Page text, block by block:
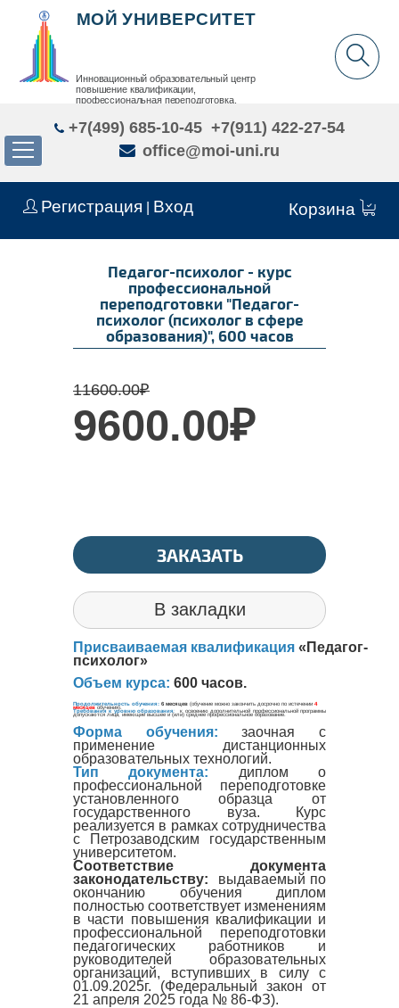
Регистрация Вход Корзина
МОЙ УНИВЕРСИТЕТ
Инновационный образовательный центр
повышение квалификации,
профессиональная переподготовка,
+7(499) 685-10-45 +7(911) 422-27-54
office@moi-uni.ru
Педагог-психолог - курс
профессиональной
переподготовки "Педагог-
психолог (психолог в сфере
образования)", 600 часов
11600.00₽
9600.00₽
ЗАКАЗАТЬ
В закладки
Присваиваемая квалификация «Педагог-
психолог»
Объем курса: 600 часов.
Форма обучения: заочная с
применение дистанционных
образовательных технологий.
Тип документа:
диплом о
профессиональной переподготовке
установленного образца от
государственного вуза. Курс
реализуется в рамках сотрудничества
с Петрозаводским государственным
университетом.
Соответствие документа
законодательству: выдаваемый по
окончанию обучения диплом
полностью соответствует изменениям
в части повышения квалификации и
профессиональной переподготовки
педагогических работников и
руководителей образовательных
организаций, вступивших в силу с
01.09.2025г. (Федеральный закон от
21 апреля 2025 года № 86-ФЗ).